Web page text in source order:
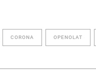
CORONA OPENOLAT